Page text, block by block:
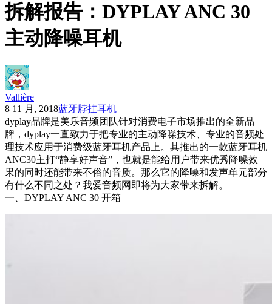
拆解报告：DYPLAY ANC 30
主动降噪耳机
Vallière
8 11 月, 2018蓝牙脖挂耳机
dyplay品牌是美乐音频团队针对消费电子市场推出的全新品
牌，dyplay一直致力于把专业的主动降噪技术、专业的音频处
理技术应用于消费级蓝牙耳机产品上。其推出的一款蓝牙耳机
ANC30主打“静享好声音”，也就是能给用户带来优秀降噪效
果的同时还能带来不俗的音质。那么它的降噪和发声单元部分
有什么不同之处？我爱音频网即将为大家带来拆解。
一、DYPLAY ANC 30 开箱